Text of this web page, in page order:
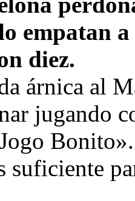
empatan
diez.
árnica al
jugando
suficiente